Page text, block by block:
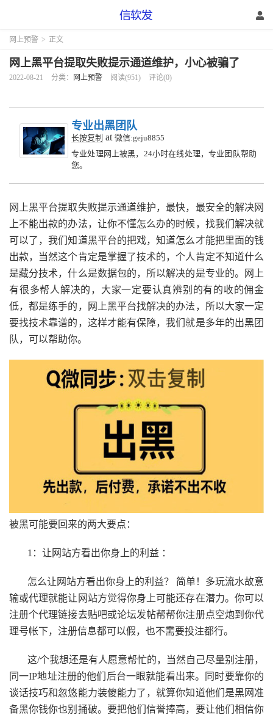
网上预警 > 正文
网上黑平台提取失败提示通道维护，小心被骗了
2022-08-21 分类： 网上预警 阅读(951) 评论(0)
专业出黑团队
长按复制 at 微信:geju8855
专业处理网上被黑，24小时在线处理，专业团队帮助
您。
网上黑平台提取失败提示通道维护，最快，最安全的解决网
上不能出款的办法，让你不懂怎么办的时候，找我们解决就
可以了，我们知道黑平台的把戏，知道怎么才能把里面的钱
出款，当然这个肯定是掌握了技术的，个人肯定不知道什么
是藏分技术，什么是数据包的，所以解决的是专业的。网上
有很多帮人解决的，大家一定要认真辨别的有的收的佣金
低，都是练手的，网上黑平台找解决的办法，所以大家一定
要找技术靠谱的，这样才能有保障，我们就是多年的出黑团
队，可以帮助你。
被黑可能要回来的两大要点：
1：让网站方看出你身上的利益 ：
怎么让网站方看出你身上的利益？ 简单！多玩流水故意
输或代理就能让网站方觉得你身上可能还存在潜力。你可以
注册个代理链接去贴吧或论坛发帖帮帮你注册点空炮到你代
理号帐下，注册信息都可以假，也不需要投注都行。
这/个我想还是有人愿意帮忙的，当然自己尽量别注册，
同一IP地址注册的他们后台一眼就能看出来。同时要靠你的
谈话技巧和忽悠能力装傻能力了，就算你知道他们是黑网准
备黑你钱你也别捅破。要把他们信誉捧高，要让他们相信你